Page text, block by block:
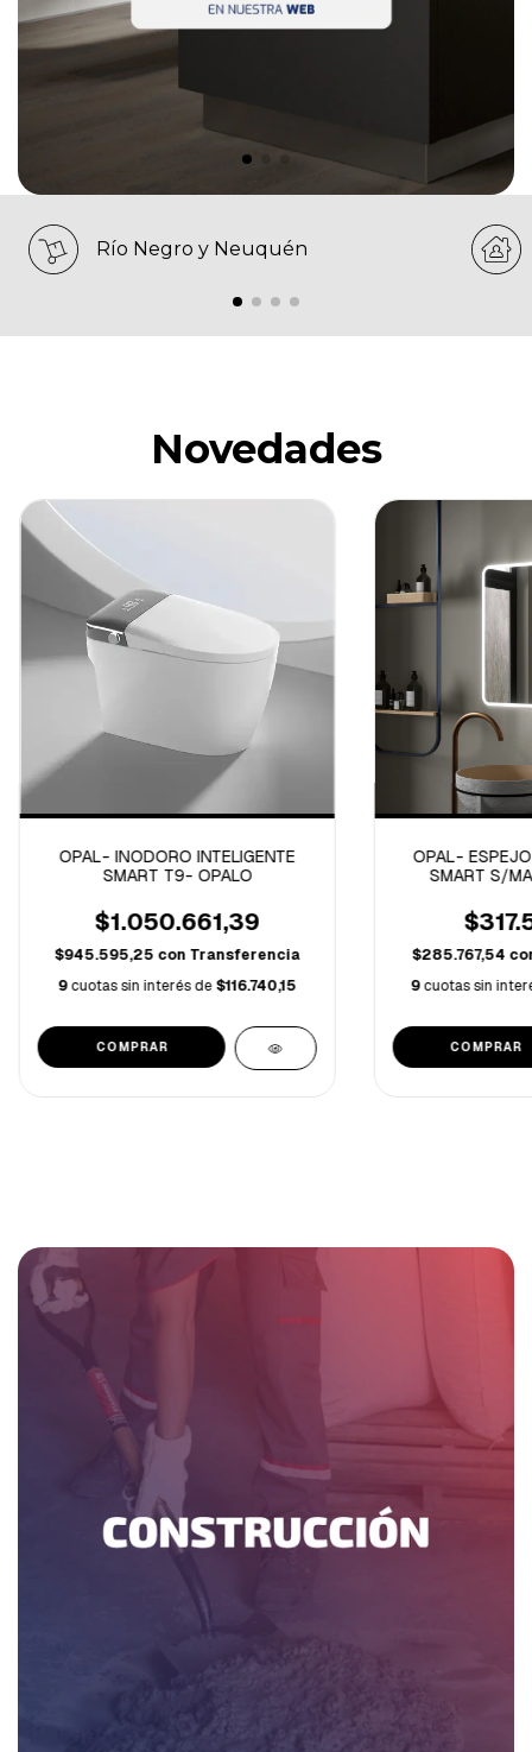
Río Negro y Neuquén
Novedades
OPAL- INODORO INTELIGENTE
SMART T9- OPALO
$1.050.661,39
$945.595,25 con Transferencia
9cuotas sin interés de$116.740,15
OPAL-
SMART S/
$285.767,54
9 cuotas sin